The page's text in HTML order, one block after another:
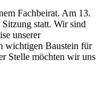
Fachbeirat. Am 13.
statt. Wir sind
unserer
wichtigen Baustein für
Stelle möchten wir uns